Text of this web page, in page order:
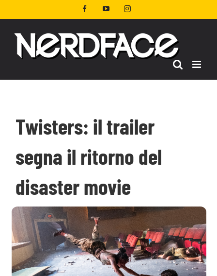
al
FacebookYouTubeInstagram
Twisters: il trailer
segna il ritorno del
disaster movie